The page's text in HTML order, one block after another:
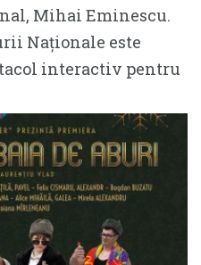
Mihai Eminescu.
Naționale este
interactiv pentru